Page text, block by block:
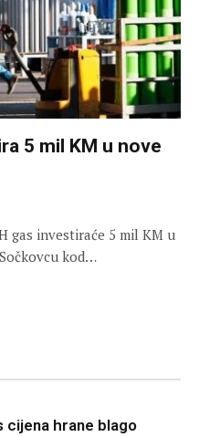
5 mil KM u nove
gas investiraće 5 mil KM u
kod…
cijena hrane blago